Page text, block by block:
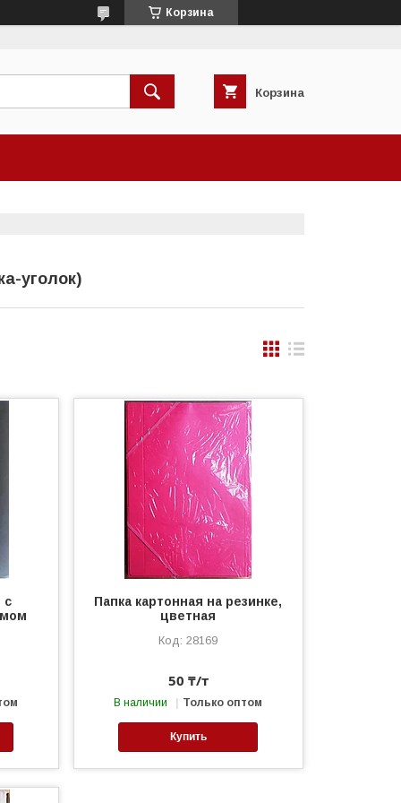
Корзина
Корзина
уголок)
с
Папка картонная на резинке,
цветная
28169
50 ₸/т
В наличии Только оптом
Купить